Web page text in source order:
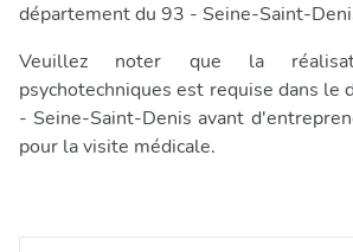
Test Psychotechnique
département du 93 - Seine-Saint-
Veuillez noter que la
psychotechniques est requise dans le
- Seine-Saint-Denis avant
pour la visite médicale.